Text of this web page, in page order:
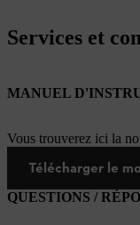
Services et
MANUEL
Vous trouverez ici la
Télécharger le
QUESTIONS /